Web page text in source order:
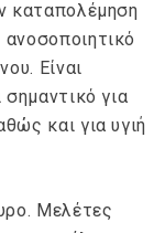
καταπολέμηση
Είναι
για
και για υγιή
Μελέτες